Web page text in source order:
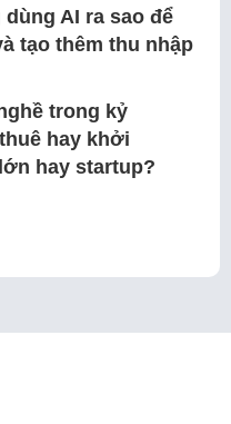
AI ra sao để
tạo thêm thu nhập
trong kỷ
hay khởi
hay startup?